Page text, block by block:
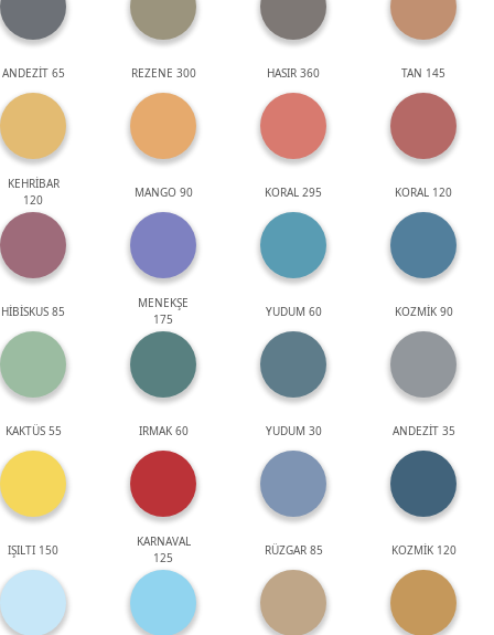
ANDEZİT 65 REZENE 300 HASIR 360 TAN 145
KEHRİBAR
120
MANGO 90 KORAL 295 KORAL 120
HİBİSKUS 85
MENEKŞE
175
YUDUM 60 KOZMİK 90
KAKTÜS 55 IRMAK 60 YUDUM 30 ANDEZİT 35
IŞILTI 150
KARNAVAL
125
RÜZGAR 85 KOZMİK 120